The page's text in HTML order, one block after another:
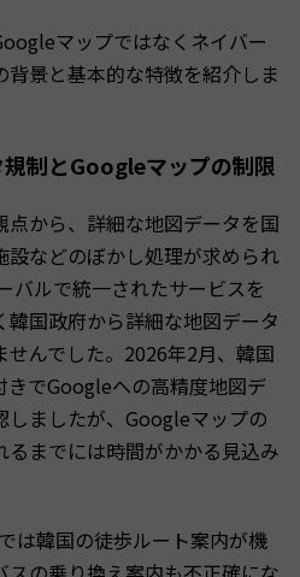
マップではなくネイバー
景と基本的な特徴を紹介しま
制とGoogleマップの制限
から、詳細な地図データを国
などのぼかし処理が求められ
バルで統一されたサービスを
国政府から詳細な地図データ
んでした。2026年2月、韓国
きでGoogleへの高精度地図デ
しましたが、Googleマップの
るまでには時間がかかる見込み
は韓国の徒歩ルート案内が機